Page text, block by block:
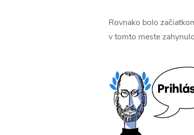
Rovnako bolo
v tomto meste